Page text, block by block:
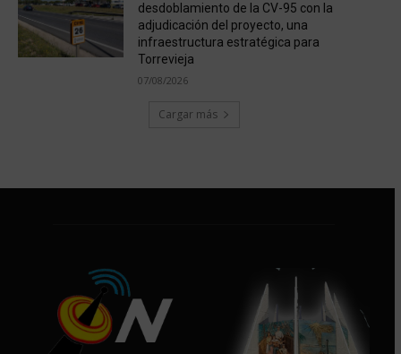
desdoblamiento de la CV-95 con la
adjudicación del proyecto, una
infraestructura estratégica para
Torrevieja
07/08/2026
Cargar más